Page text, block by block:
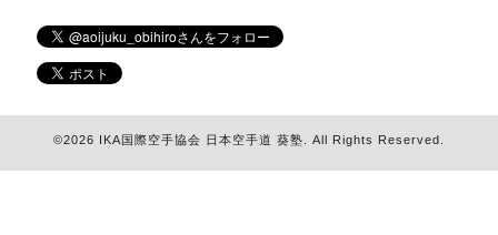
©2026 IKA国際空手協会 日本空手道 葵塾 . All Rights Reserved.